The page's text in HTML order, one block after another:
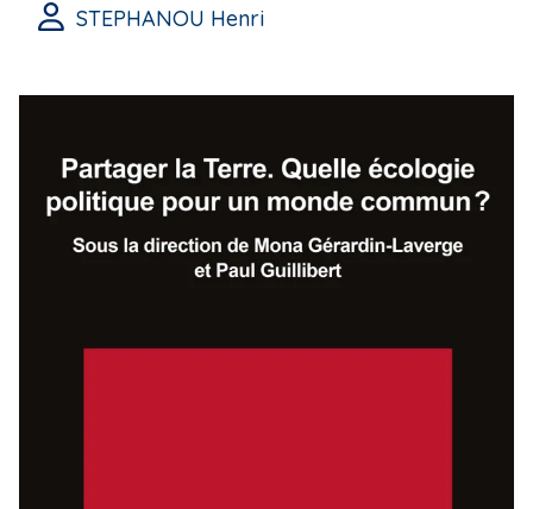
STEPHANOU Henri